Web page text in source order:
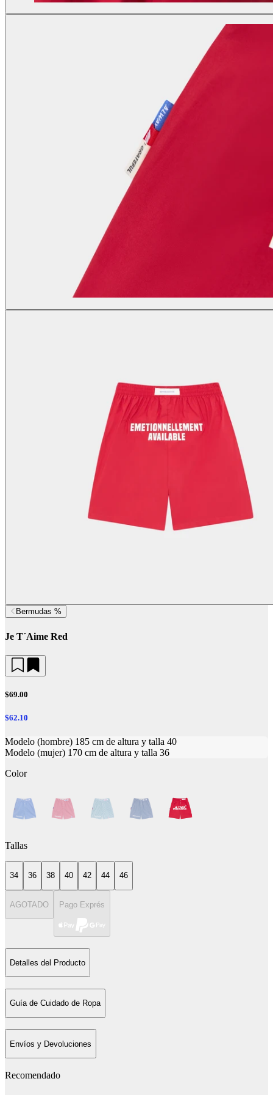
Bermudas %
Je T´Aime Red
$69.00
$62.10
Modelo (hombre) 185 cm de altura y talla 40
Modelo (mujer) 170 cm de altura y talla 36
Color
Tallas
34 36 38 40 42 44 46
AGOTADO Pago Exprés
Detalles del Producto
Guía de Cuidado de Ropa
Envíos y Devoluciones
Recomendado